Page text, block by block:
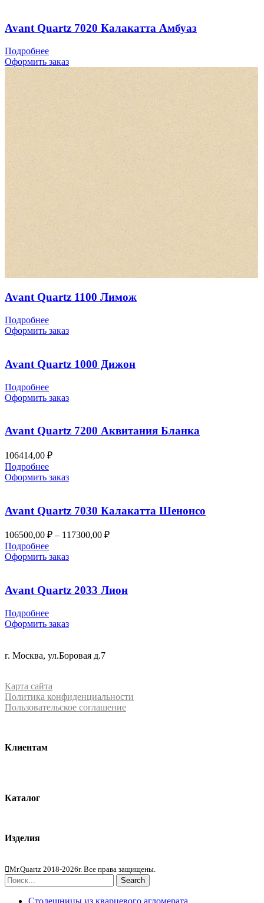
Avant Quartz 7020 Калакатта Амбуаз
Подробнее
Оформить заказ
Avant Quartz 1100 Лимож
Подробнее
Оформить заказ
Avant Quartz 1000 Дижон
Подробнее
Оформить заказ
Avant Quartz 7200 Аквитания Бланка
106414,00 ₽
Подробнее
Оформить заказ
Avant Quartz 7030 Калакатта Шенонсо
106500,00 ₽ – 117300,00 ₽Диапазон
Подробнее
Оформить заказ
Avant Quartz 2033 Лион
Подробнее
Оформить заказ
г. Москва, ул.Боровая д.7
Карта сайта
Политика конфиденциальности
Пользовательское соглашение
Клиентам
Каталог
Изделия
Mr.Quartz 2018-2026г. Все права защищены.
Search
Столешницы из кварцевого агломерата